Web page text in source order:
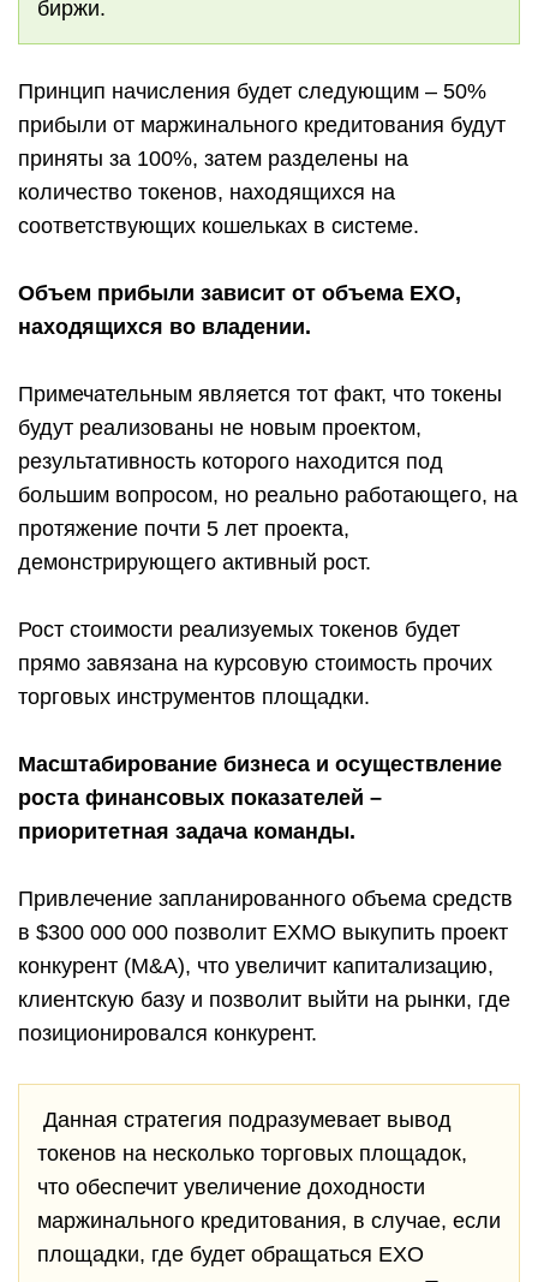
биржи.
Принцип начисления будет следующим – 50%
прибыли от маржинального кредитования будут
приняты за 100%, затем разделены на
количество токенов, находящихся на
соответствующих кошельках в системе.
Объем прибыли зависит от объема EXO,
находящихся во владении.
Примечательным является тот факт, что токены
будут реализованы не новым проектом,
результативность которого находится под
большим вопросом, но реально работающего, на
протяжение почти 5 лет проекта,
демонстрирующего активный рост.
Рост стоимости реализуемых токенов будет
прямо завязана на курсовую стоимость прочих
торговых инструментов площадки.
Масштабирование бизнеса и осуществление
роста финансовых показателей –
приоритетная задача команды.
Привлечение запланированного объема средств
в $300 000 000 позволит EXMO выкупить проект
конкурент (M&A), что увеличит капитализацию,
клиентскую базу и позволит выйти на рынки, где
позиционировался конкурент.
Данная стратегия подразумевает вывод
токенов на несколько торговых площадок,
что обеспечит увеличение доходности
маржинального кредитования, в случае, если
площадки, где будет обращаться EXO